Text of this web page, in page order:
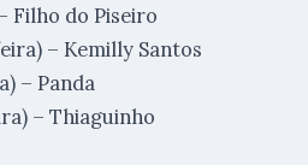
Filho do Piseiro
– Kemilly Santos
– Panda
– Thiaguinho